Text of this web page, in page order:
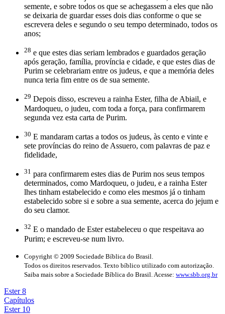
semente, e sobre todos os que se achegassem a eles que não
se deixaria de guardar esses dois dias conforme o que se
escrevera deles e segundo o seu tempo determinado, todos os
anos;
28 e que estes dias seriam lembrados e guardados geração
após geração, família, província e cidade, e que estes dias de
Purim se celebrariam entre os judeus, e que a memória deles
nunca teria fim entre os de sua semente.
29 Depois disso, escreveu a rainha Ester, filha de Abiail, e
Mardoqueu, o judeu, com toda a força, para confirmarem
segunda vez esta carta de Purim.
30 E mandaram cartas a todos os judeus, às cento e vinte e
sete províncias do reino de Assuero, com palavras de paz e
fidelidade,
31 para confirmarem estes dias de Purim nos seus tempos
determinados, como Mardoqueu, o judeu, e a rainha Ester
lhes tinham estabelecido e como eles mesmos já o tinham
estabelecido sobre si e sobre a sua semente, acerca do jejum e
do seu clamor.
32 E o mandado de Ester estabeleceu o que respeitava ao
Purim; e escreveu-se num livro.
Copyright © 2009 Sociedade Bíblica do Brasil.
Todos os direitos reservados. Texto bíblico utilizado com autorização.
Saiba mais sobre a Sociedade Bíblica do Brasil. Acesse: www.sbb.org.br
Ester 8
Capítulos
Ester 10